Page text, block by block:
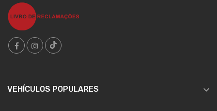
VEHÍCULOS POPULARES 